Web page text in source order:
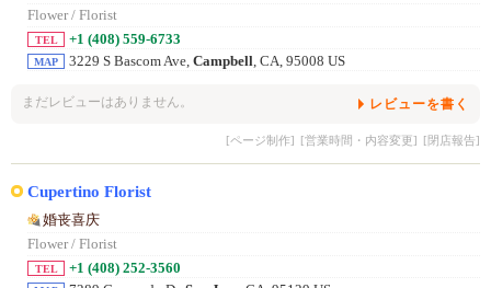
Flower / Florist
TEL +1 (408) 559-6733
MAP 3229 S Bascom Ave, Campbell, CA, 95008 US
まだレビューはありません。 レビューを書く
[ページ制作] [営業時間・内容変更] [閉店報告]
Cupertino Florist
婚丧喜庆
Flower / Florist
TEL +1 (408) 252-3560